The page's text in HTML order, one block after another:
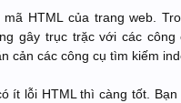
HTML của trang web.
gây trục trặc với các công
cản các công cụ tìm kiếm
ít lỗi HTML thì càng tốt. Bạn